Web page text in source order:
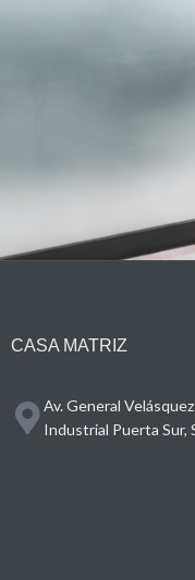
CASA MATRIZ
Av. General
Industrial Puerta Sur,